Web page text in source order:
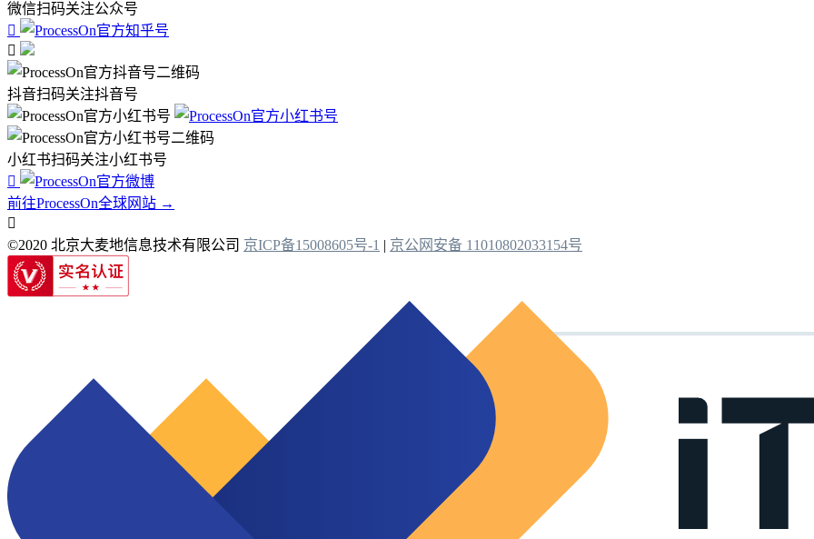
微信扫码关注公众号


抖音扫码关注抖音号
小红书扫码关注小红书号

前往ProcessOn全球网站 →

©2020 北京大麦地信息技术有限公司 京ICP备15008605号-1 | 京公网安备 11010802033154号